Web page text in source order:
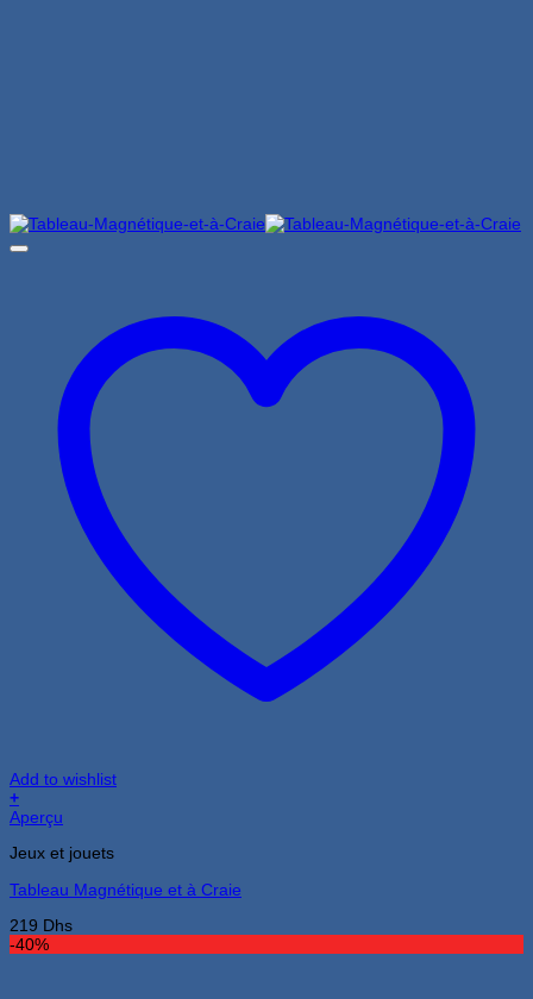
Add to wishlist
+
Aperçu
Jeux et jouets
Tableau Magnétique et à Craie
219 Dhs
-40%